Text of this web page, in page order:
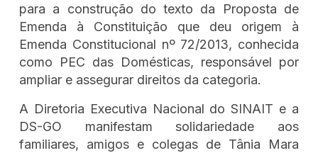
para a construção do texto da Proposta de
Emenda à Constituição que deu origem à
Emenda Constitucional nº 72/2013, conhecida
como PEC das Domésticas, responsável por
ampliar e assegurar direitos da categoria.
A Diretoria Executiva Nacional do SINAIT e a
DS-GO manifestam solidariedade aos
familiares, amigos e colegas de Tânia Mara